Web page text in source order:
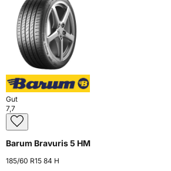
Gut
7,7
Barum Bravuris 5 HM
185/60 R15 84 H